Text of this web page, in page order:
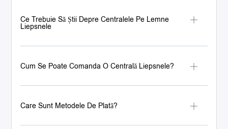
Ce Trebuie Să Știi Depre Centralele Pe Lemne
Liepsnele
Cum Se Poate Comanda O Centrală Liepsnele?
Care Sunt Metodele De Plată?